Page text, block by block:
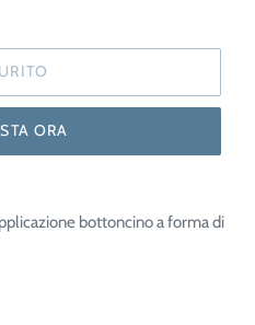
ORA
bottoncino a forma di